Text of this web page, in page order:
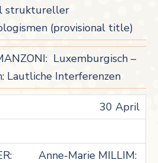
struktureller
(provisional title)
Luxemburgisch –
Lautliche Interferenzen
30 April
Anne-Marie MILLIM: